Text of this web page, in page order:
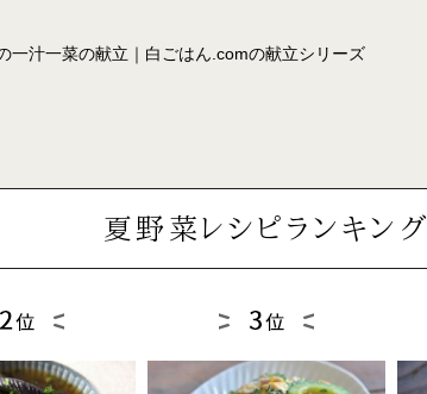
一汁一菜の献立｜白ごはん.comの献立シリーズ
夏野菜レシピランキング